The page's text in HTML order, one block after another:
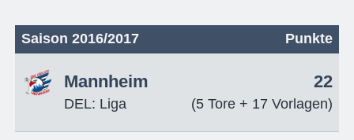
Saison 2016/2017 Punkte
Mannheim
DEL: Liga
22
(5 Tore + 17 Vorlagen)